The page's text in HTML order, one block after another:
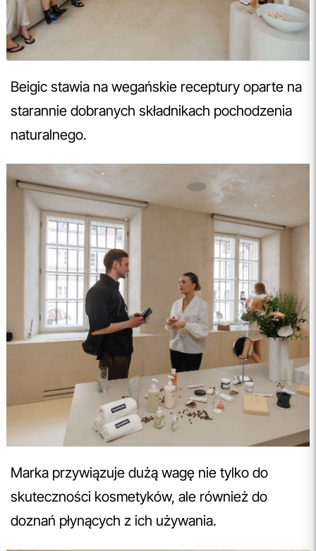
Beigic stawia na wegańskie receptury oparte na
starannie dobranych składnikach pochodzenia
naturalnego.
Marka przywiązuje dużą wagę nie tylko do
skuteczności kosmetyków, ale również do
doznań płynących z ich używania.